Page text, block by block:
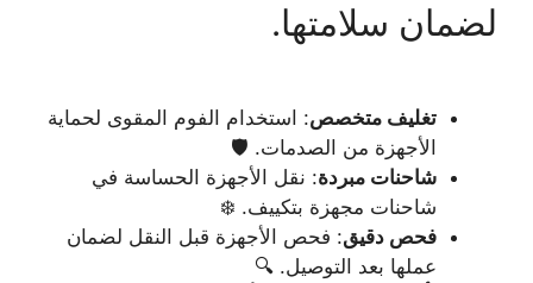
لضمان سلامتها.
تغليف متخصص: استخدام الفوم المقوى لحماية
الأجهزة من الصدمات. 🛡️
شاحنات مبردة: نقل الأجهزة الحساسة في
شاحنات مجهزة بتكييف. ❄️
فحص دقيق: فحص الأجهزة قبل النقل لضمان
عملها بعد التوصيل. 🔍